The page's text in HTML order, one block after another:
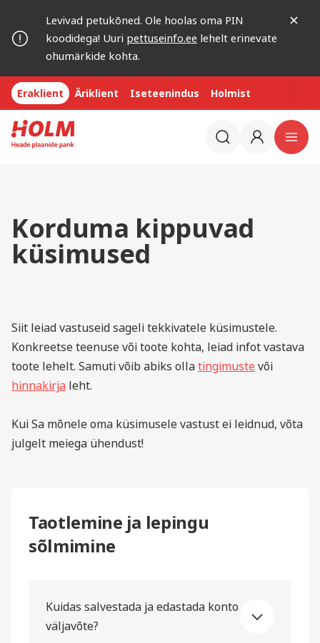
Levivad petukõned. Ole hoolas oma PIN
koodidega! Uuri pettuseinfo.ee lehelt erinevate
ohumärkide kohta.
Eraklient Äriklient Iseteenindus Holmist
Korduma kippuvad
küsimused
Siit leiad vastuseid sageli tekkivatele küsimustele.
Konkreetse teenuse või toote kohta, leiad infot vastava
toote lehelt. Samuti võib abiks ollatingimuste või
hinnakirja leht.
Kui Sa mõnele oma küsimusele vastust ei leidnud, võta
julgelt meiega ühendust!
Taotlemine ja lepingu
sõlmimine
Kuidas salvestada ja edastada konto
väljavõte?